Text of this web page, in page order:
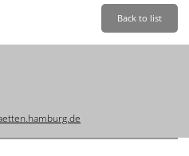
Back to list